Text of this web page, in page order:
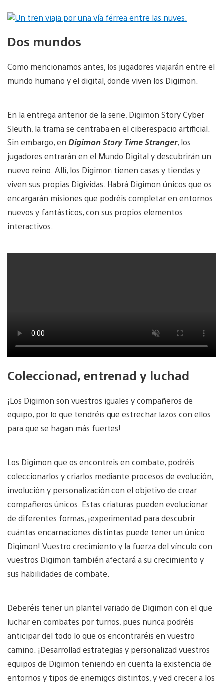
Dos mundos
Como mencionamos antes, los jugadores viajarán entre el
mundo humano y el digital, donde viven los Digimon.
En la entrega anterior de la serie, Digimon Story Cyber
Sleuth, la trama se centraba en el ciberespacio artificial.
Sin embargo, en Digimon Story Time Stranger, los
jugadores entrarán en el Mundo Digital y descubrirán un
nuevo reino. Allí, los Digimon tienen casas y tiendas y
viven sus propias Digividas. Habrá Digimon únicos que os
encargarán misiones que podréis completar en entornos
nuevos y fantásticos, con sus propios elementos
interactivos.
Coleccionad, entrenad y luchad
¡Los Digimon son vuestros iguales y compañeros de
equipo, por lo que tendréis que estrechar lazos con ellos
para que se hagan más fuertes!
Los Digimon que os encontréis en combate, podréis
coleccionarlos y criarlos mediante procesos de evolución,
involución y personalización con el objetivo de crear
compañeros únicos. Estas criaturas pueden evolucionar
de diferentes formas, ¡experimentad para descubrir
cuántas encarnaciones distintas puede tener un único
Digimon! Vuestro crecimiento y la fuerza del vínculo con
vuestros Digimon también afectará a su crecimiento y
sus habilidades de combate.
Deberéis tener un plantel variado de Digimon con el que
luchar en combates por turnos, pues nunca podréis
anticipar del todo lo que os encontraréis en vuestro
camino. ¡Desarrollad estrategias y personalizad vuestros
equipos de Digimon teniendo en cuenta la existencia de
entornos y tipos de enemigos distintos, y ved crecer a los